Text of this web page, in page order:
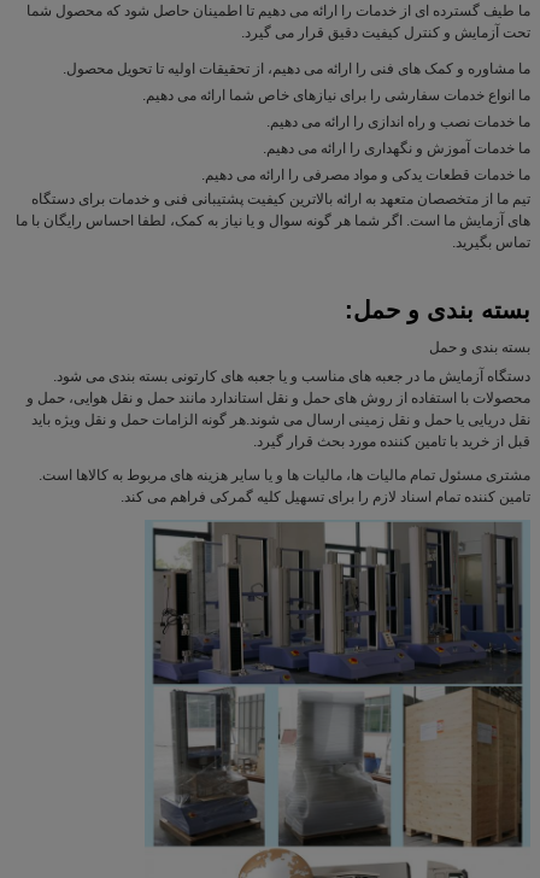
ما طیف گسترده ای از خدمات را ارائه می دهیم تا اطمینان حاصل شود که محصول شما
تحت آزمایش و کنترل کیفیت دقیق قرار می گیرد.
ما مشاوره و کمک های فنی را ارائه می دهیم، از تحقیقات اولیه تا تحویل محصول.
ما انواع خدمات سفارشی را برای نیازهای خاص شما ارائه می دهیم.
ما خدمات نصب و راه اندازی را ارائه می دهیم.
ما خدمات آموزش و نگهداری را ارائه می دهیم.
ما خدمات قطعات یدکی و مواد مصرفی را ارائه می دهیم.
تیم ما از متخصصان متعهد به ارائه بالاترین کیفیت پشتیبانی فنی و خدمات برای دستگاه
های آزمایش ما است. اگر شما هر گونه سوال و یا نیاز به کمک، لطفا احساس رایگان با ما
تماس بگیرید.
بسته بندی و حمل:
بسته بندی و حمل
دستگاه آزمایش ما در جعبه های مناسب و یا جعبه های کارتونی بسته بندی می شود.
محصولات با استفاده از روش های حمل و نقل استاندارد مانند حمل و نقل هوایی، حمل و
نقل دریایی یا حمل و نقل زمینی ارسال می شوند.هر گونه الزامات حمل و نقل ویژه باید
قبل از خرید با تامین کننده مورد بحث قرار گیرد.
مشتری مسئول تمام مالیات ها، مالیات ها و یا سایر هزینه های مربوط به کالاها است.
تامین کننده تمام اسناد لازم را برای تسهیل کلیه گمرکی فراهم می کند.